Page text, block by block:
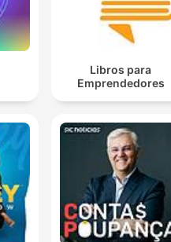
Libros para
Emprendedores